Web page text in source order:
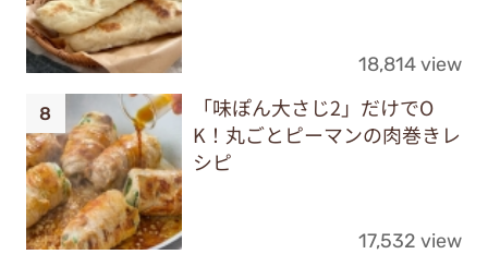
18,814 view
「味ぽん大さじ2」だけでO
K！丸ごとピーマンの肉巻きレ
シピ
17,532 view